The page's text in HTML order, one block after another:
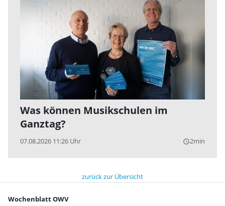
Was können Musikschulen im
Ganztag?
07.08.2026 11:26 Uhr query_builder2min
zurück zur Übersicht
Wochenblatt OWV